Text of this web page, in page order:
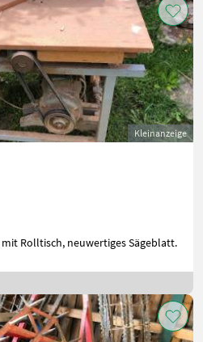
Kleinanzeige
Rolltisch, neuwertiges Sägeblatt.